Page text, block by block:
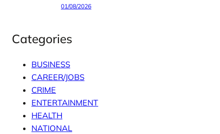
01/08/2026
Categories
BUSINESS
CAREER/JOBS
CRIME
ENTERTAINMENT
HEALTH
NATIONAL